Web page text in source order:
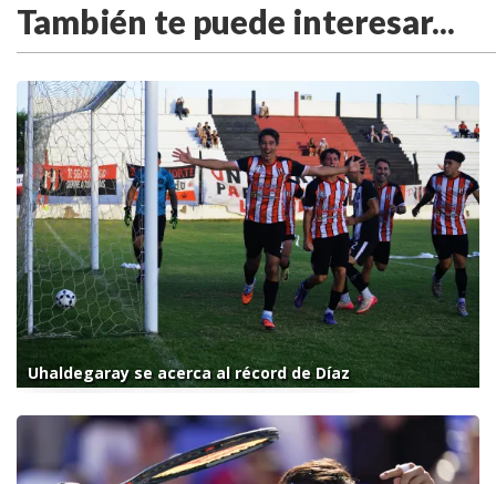
También te puede interesar...
Uhaldegaray se acerca al récord de Díaz